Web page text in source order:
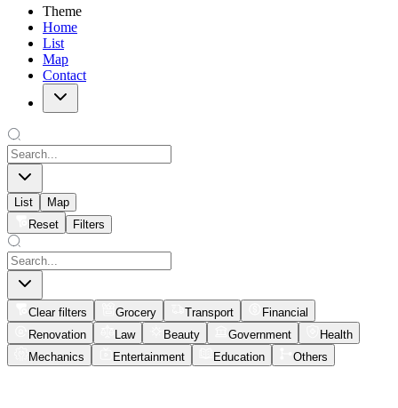
Theme
Home
List
Map
Contact
List
Map
Reset
Filters
Clear filters Grocery Transport
Financial
Renovation
Law Beauty Government
Health
Mechanics
Entertainment Education Others